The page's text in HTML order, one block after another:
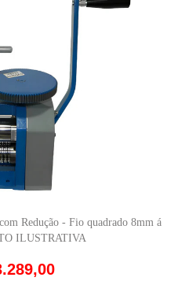
Redução - Fio quadrado 8mm á
ILUSTRATIVA